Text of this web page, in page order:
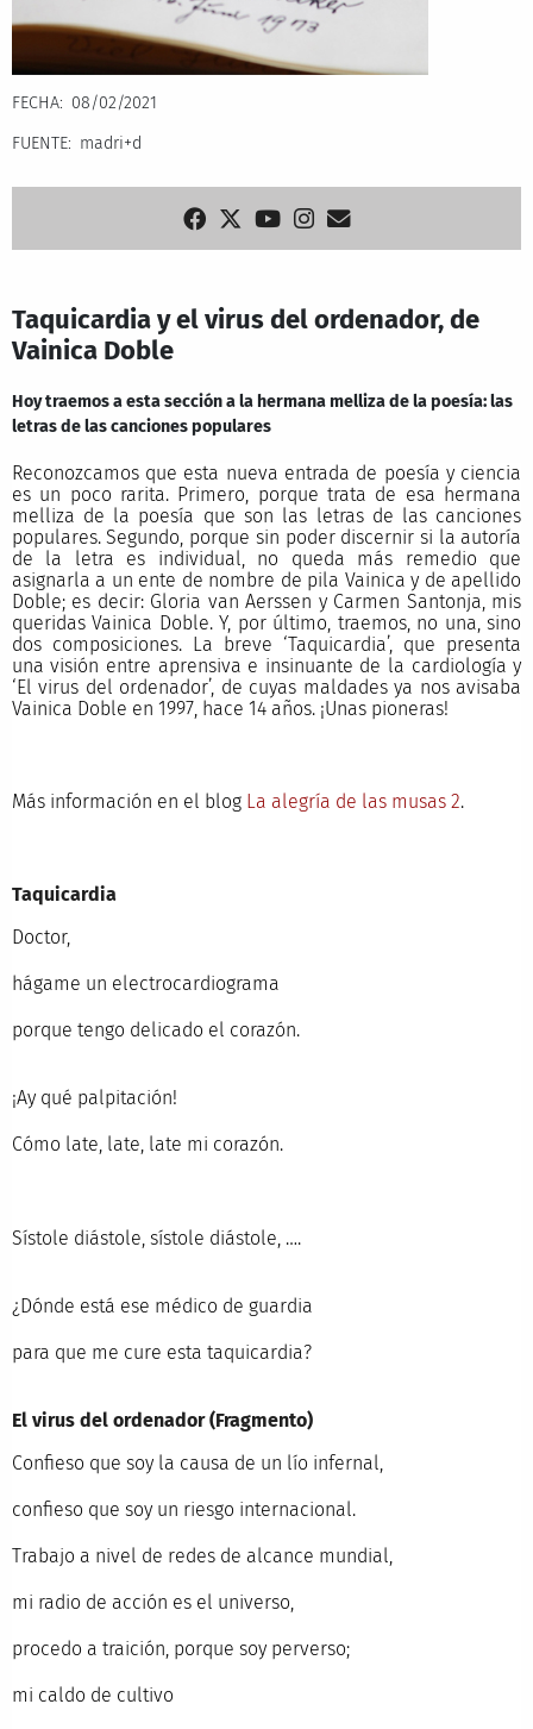
FECHA
08/02/2021
FUENTE
madri+d
Taquicardia y el virus del ordenador, de
Vainica Doble
Hoy traemos a esta sección a la hermana melliza de la poesía: las
letras de las canciones populares
Reconozcamos que esta nueva entrada de poesía y ciencia
es un poco rarita. Primero, porque trata de esa hermana
melliza de la poesía que son las letras de las canciones
populares. Segundo, porque sin poder discernir si la autoría
de la letra es individual, no queda más remedio que
asignarla a un ente de nombre de pila Vainica y de apellido
Doble; es decir: Gloria van Aerssen y Carmen Santonja, mis
queridas Vainica Doble. Y, por último, traemos, no una, sino
dos composiciones. La breve ‘Taquicardia’, que presenta
una visión entre aprensiva e insinuante de la cardiología y
‘El virus del ordenador’, de cuyas maldades ya nos avisaba
Vainica Doble en 1997, hace 14 años. ¡Unas pioneras!
Más información en el blog La alegría de las musas 2.
Taquicardia
Doctor,
hágame un electrocardiograma
porque tengo delicado el corazón.
¡Ay qué palpitación!
Cómo late, late, late mi corazón.
Sístole diástole, sístole diástole, ….
¿Dónde está ese médico de guardia
para que me cure esta taquicardia?
El virus del ordenador (Fragmento)
Confieso que soy la causa de un lío infernal,
confieso que soy un riesgo internacional.
Trabajo a nivel de redes de alcance mundial,
mi radio de acción es el universo,
procedo a traición, porque soy perverso;
mi caldo de cultivo